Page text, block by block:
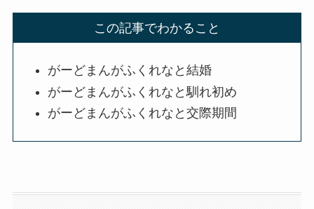
この記事でわかること
がーどまんがふくれなと結婚
がーどまんがふくれなと馴れ初め
がーどまんがふくれなと交際期間